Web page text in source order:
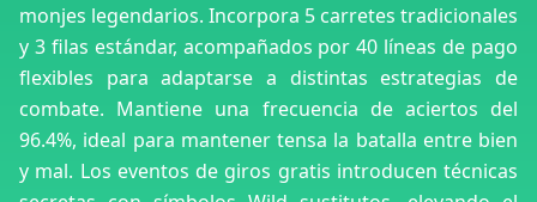
monjes legendarios. Incorpora 5 carretes tradicionales
y 3 filas estándar, acompañados por 40 líneas de pago
flexibles para adaptarse a distintas estrategias de
combate. Mantiene una frecuencia de aciertos del
96.4%, ideal para mantener tensa la batalla entre bien
y mal. Los eventos de giros gratis introducen técnicas